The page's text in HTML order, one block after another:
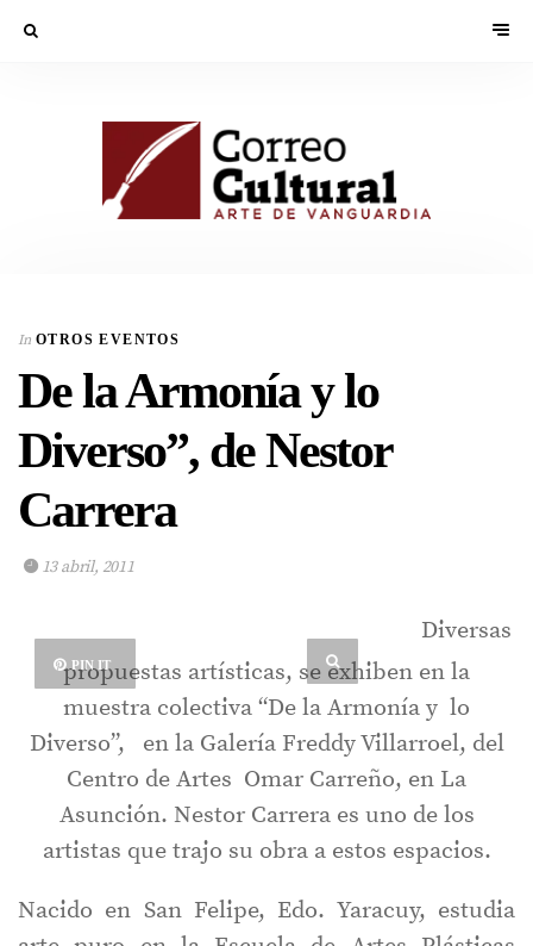
In OTROS EVENTOS
De la Armonía y lo
Diverso”, de Nestor
Carrera
13 abril, 2011
PIN IT
Diversas
propuestas artísticas, se exhiben en la
muestra colectiva “De la Armonía y lo
Diverso”, en la Galería Freddy Villarroel, del
Centro de Artes Omar Carreño, en La
Asunción. Nestor Carrera es uno de los
artistas que trajo su obra a estos espacios.
Nacido en San Felipe, Edo. Yaracuy, estudia